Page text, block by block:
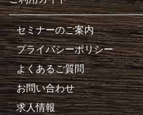
セミナーのご案内
プライバシーポリシー
よくあるご質問
お問い合わせ
求人情報